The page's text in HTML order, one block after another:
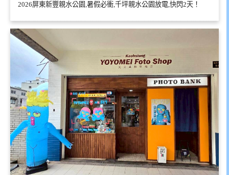
2026屏東新豐親水公園,暑假必衝,千坪親水公園放電,快閃2天！